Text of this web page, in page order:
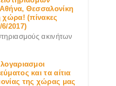
Θεσσαλονίκη
χώρα! (πίνακες
6/2017)
ακινήτων
και τα αίτια
της χώρας μας